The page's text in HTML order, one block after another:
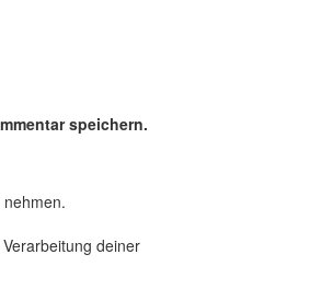
speichern.
deiner